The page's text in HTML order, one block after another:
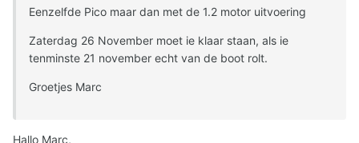
Eenzelfde Pico maar dan met de 1.2 motor uitvoering
Zaterdag 26 November moet ie klaar staan, als ie
tenminste 21 november echt van de boot rolt.
Groetjes Marc
Hallo Marc,